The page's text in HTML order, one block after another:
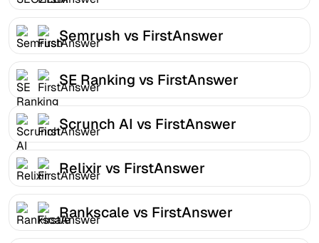
Semrush vs FirstAnswer
SE Ranking vs FirstAnswer
Scrunch AI vs FirstAnswer
Relixir vs FirstAnswer
Rankscale vs FirstAnswer